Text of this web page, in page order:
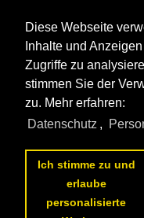
Diese Webseite
Inhalte und
Zugriffe zu
stimmen Sie der
zu. Mehr erfahren:
Datenschutz ,
Ich stimme zu und
erlaube
personalisierte